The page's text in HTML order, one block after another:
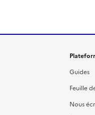
Guides
Feuille
Nous